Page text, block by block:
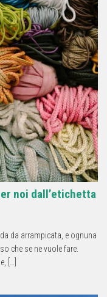
noi dall’etichetta
da arrampicata, e ognuna
che se ne vuole fare.
[…]